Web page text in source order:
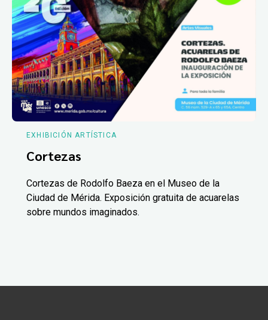
EXHIBICIÓN ARTÍSTICA
Cortezas
Cortezas de Rodolfo Baeza en el Museo de la
Ciudad de Mérida. Exposición gratuita de acuarelas
sobre mundos imaginados.